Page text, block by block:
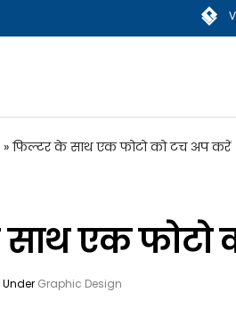
» फिल्टर के साथ एक फोटो को टच अप करें
एक फोटो
Under Graphic Design